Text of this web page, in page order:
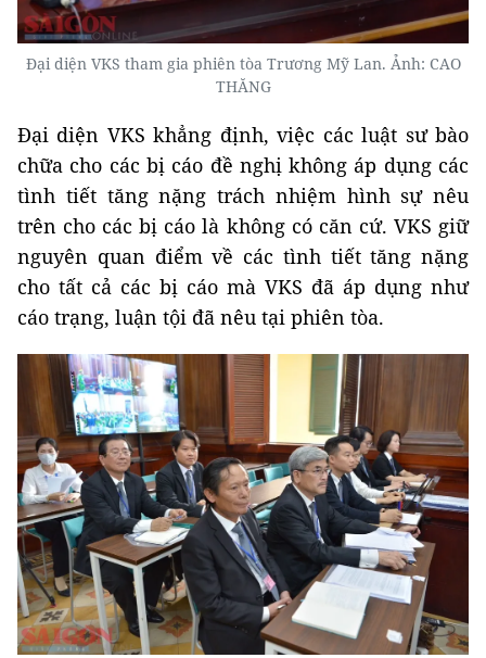
Đại diện VKS tham gia phiên tòa Trương Mỹ Lan. Ảnh: CAO
THĂNG
Đại diện VKS khẳng định, việc các luật sư bào
chữa cho các bị cáo đề nghị không áp dụng các
tình tiết tăng nặng trách nhiệm hình sự nêu
trên cho các bị cáo là không có căn cứ. VKS giữ
nguyên quan điểm về các tình tiết tăng nặng
cho tất cả các bị cáo mà VKS đã áp dụng như
cáo trạng, luận tội đã nêu tại phiên tòa.